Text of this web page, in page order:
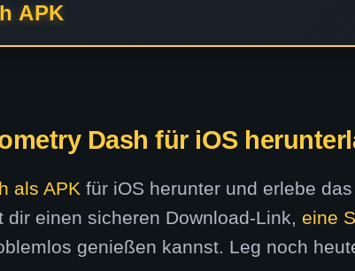
APK
Dash für iOS
als APK für iOS herunter und erlebe
dir einen sicheren Download-Link, eine
genießen kannst. Leg noch